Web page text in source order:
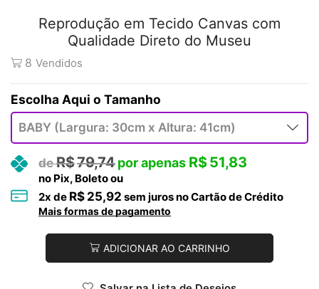
Reprodução em Tecido Canvas com
Qualidade Direto do Museu
8 Vendidos
Tamanho
R$79,74 R$51,83
no Pix, Boleto ou
2x de R$ 25,92 sem juros no Cartão de Crédito
Mais formas de pagamento
ADICIONAR AO CARRINHO